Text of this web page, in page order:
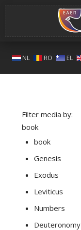
NL RO EL
Filter media by:
book
book
Genesis
Exodus
Leviticus
Numbers
Deuteronomy